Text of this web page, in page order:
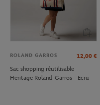
ROLAND GARROS 12,00 €
Sac shopping réutilisable
Heritage Roland-Garros - Ecru